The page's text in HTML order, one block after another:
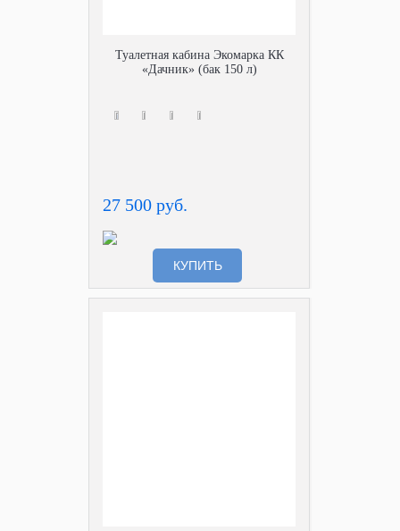
Туалетная кабина Экомарка КК
«Дачник» (бак 150 л)
27 500 руб.
КУПИТЬ